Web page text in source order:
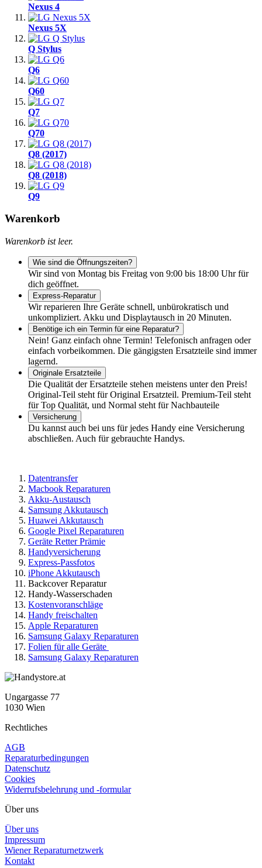
Nexus 4
Nexus 5X
Q Stylus
Q6
Q60
Q7
Q70
Q8 (2017)
Q8 (2018)
Q9
Warenkorb
Warenkorb ist leer.
Wie sind die Öffnungszeiten?
Wir sind von Montag bis Freitag von 9:00 bis 18:00 Uhr für
dich geöffnet.
Express-Reparatur
Wir reparieren Ihre Geräte schnell, unbürokratisch und
unkompliziert. Akku und Displaytausch in 20 Minuten.
Benötige ich ein Termin für eine Reparatur?
Nein! Ganz einfach ohne Termin! Telefonisch anfragen oder
einfach vorbeikommen. Die gängigsten Ersatzteile sind immer
lagernd.
Originale Ersatzteile
Die Qualität der Ersatzteile stehen meistens unter den Preis!
Original-Teil steht für Original Ersatzteil. Premium-Teil steht
für Top Qualität, und Normal steht für Nachbauteile
Versicherung
Du kannst auch bei uns für jedes Handy eine Versicherung
abschließen. Auch für gebrauchte Handys.
Datentransfer
Macbook Reparaturen
Akku-Austausch
Samsung Akkutausch
Huawei Akkutausch
Google Pixel Reparaturen
Geräte Retter Prämie
Handyversicherung
Express-Passfotos
iPhone Akkutausch
Backcover Reparatur
Handy-Wasserschaden
Kostenvoranschläge
Handy freischalten
Apple Reparaturen
Samsung Galaxy Reparaturen
Folien für alle Geräte
Samsung Galaxy Reparaturen
Ungargasse 77
1030 Wien
Rechtliches
AGB
Reparaturbedingungen
Datenschutz
Cookies
Widerrufsbelehrung und -formular
Über uns
Über uns
Impressum
Wiener Reparaturnetzwerk
Kontakt